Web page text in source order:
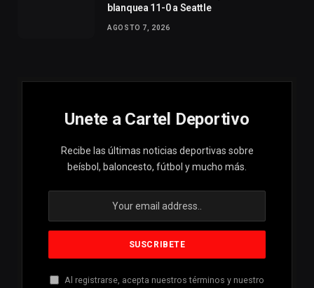
blanquea 11-0 a Seattle
AGOSTO 7, 2026
Unete a Cartel Deportivo
Recibe las últimas noticias deportivas sobre
beísbol, baloncesto, fútbol y mucho más.
Al registrarse, acepta nuestros términos y nuestro